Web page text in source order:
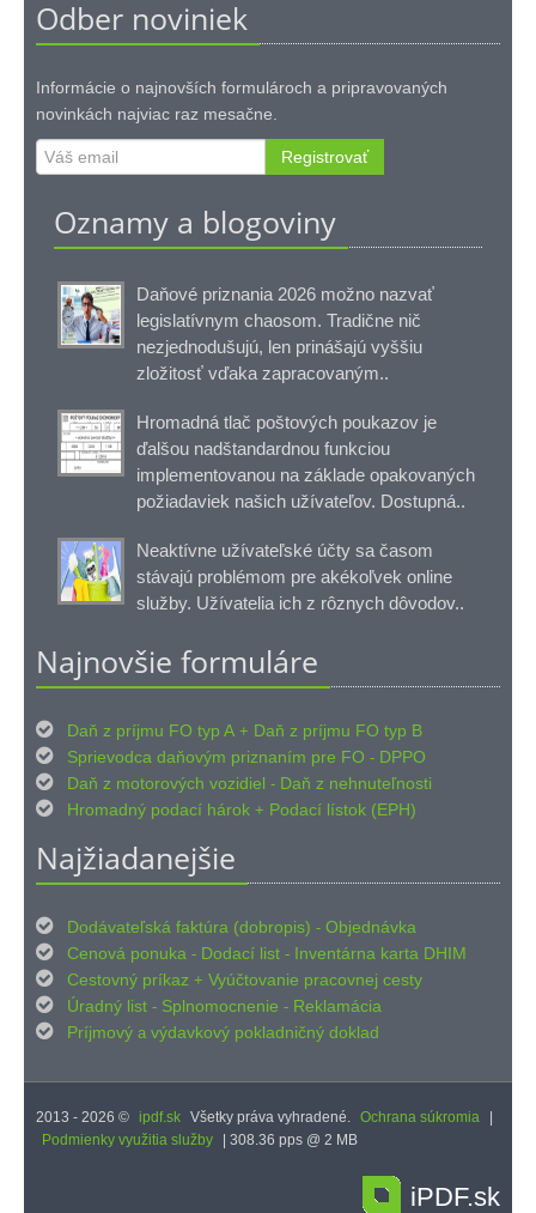
Odber noviniek
Informácie o najnovších formulároch a pripravovaných
novinkách najviac raz mesačne.
Registrovať
Oznamy a blogoviny
Daňové priznania 2026 možno nazvať
legislatívnym chaosom. Tradične nič
nezjednodušujú, len prinášajú vyššiu
zložitosť vďaka zapracovaným..
Hromadná tlač poštových poukazov je
ďalšou nadštandardnou funkciou
implementovanou na základe opakovaných
požiadaviek našich užívateľov. Dostupná..
Neaktívne užívateľské účty sa časom
stávajú problémom pre akékoľvek online
služby. Užívatelia ich z rôznych dôvodov..
Najnovšie formuláre
 Daň z príjmu FO typ A + Daň z príjmu FO typ B

Sprievodca daňovým priznaním pre FO - DPPO

Daň z motorových vozidiel - Daň z nehnuteľnosti

Hromadný podací hárok + Podací lístok (EPH)
Najžiadanejšie
 Dodávateľská faktúra (dobropis) - Objednávka

Cenová ponuka - Dodací list - Inventárna karta DHIM

Cestovný príkaz + Vyúčtovanie pracovnej cesty

Úradný list - Splnomocnenie - Reklamácia

Príjmový a výdavkový pokladničný doklad
2013 - 2026 © ipdf.sk Všetky práva vyhradené. Ochrana súkromia
Podmienky využitia služby
| 308.36 pps @ 2 MB
iPDF.sk